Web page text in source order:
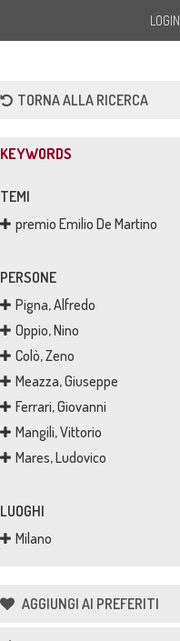
LOGIN
TORNA ALLA RICERCA
KEYWORDS
TEMI
premio Emilio De Martino
PERSONE
Pigna, Alfredo
Oppio, Nino
Colò, Zeno
Meazza, Giuseppe
Ferrari, Giovanni
Mangili, Vittorio
Mares, Ludovico
LUOGHI
Milano
AGGIUNGI AI PREFERITI